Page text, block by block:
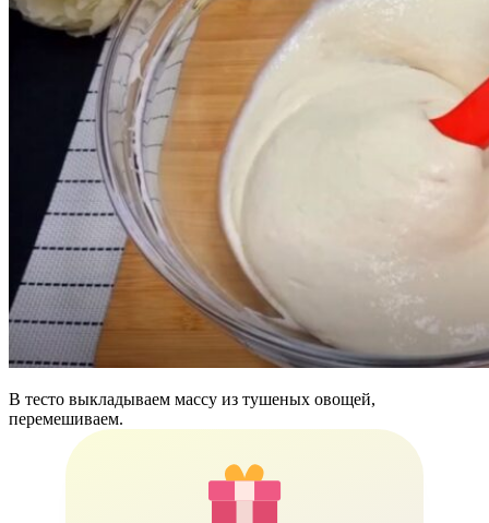
В тесто выкладываем массу из тушеных овощей,
перемешиваем.